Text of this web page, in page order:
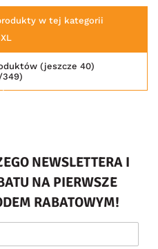
w tej kategorii
(jeszcze 40)
NEWSLETTERA I
NA PIERWSZE
RABATOWYM!